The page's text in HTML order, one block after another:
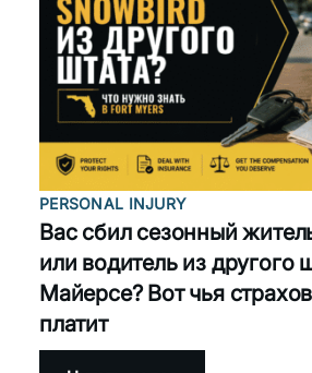
можно
подать
PERSONAL INJURY
Вас сбил сезонный
или водитель из другого
Майерсе? Вот чья
платит